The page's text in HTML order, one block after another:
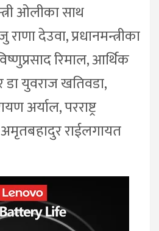
ओलीका साथ
राणा देउवा, प्रधानमन्त्रीका
रिमाल, आर्थिक
युवराज खतिवडा,
अर्याल, परराष्ट्र
राईलगायत